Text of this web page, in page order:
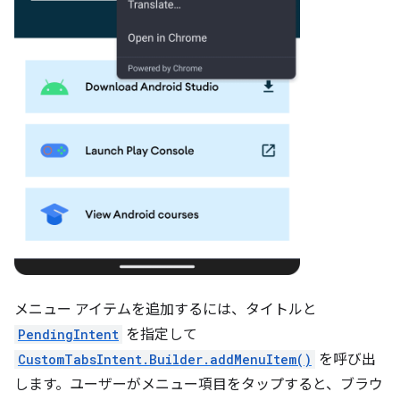
メニュー アイテムを追加するには、タイトルと
PendingIntent を指定して
CustomTabsIntent.Builder.addMenuItem() を呼び出
します。ユーザーがメニュー項目をタップすると、ブラウ